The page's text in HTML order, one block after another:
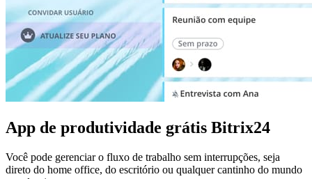
App de produtividade grátis Bitrix24
Você pode gerenciar o fluxo de trabalho sem interrupções, seja
direto do home office, do escritório ou qualquer cantinho do mundo